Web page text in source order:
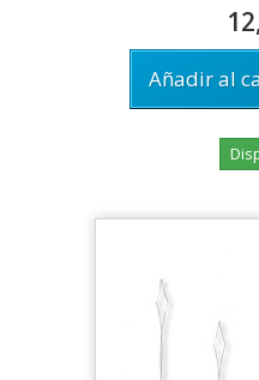
Añadir al